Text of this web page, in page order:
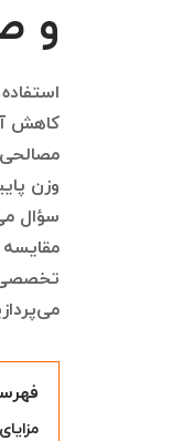
و
استفاده
کاهش
وزن
سؤال